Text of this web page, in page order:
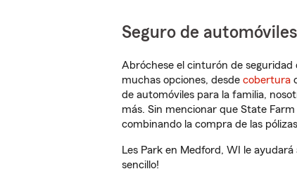
Seguro de automóviles
Abróchese el cinturón de
muchas opciones, desde cobertura
de automóviles para la familia,
más. Sin mencionar que State
combinando la compra de las
Les Park en Medford, WI le
sencillo!